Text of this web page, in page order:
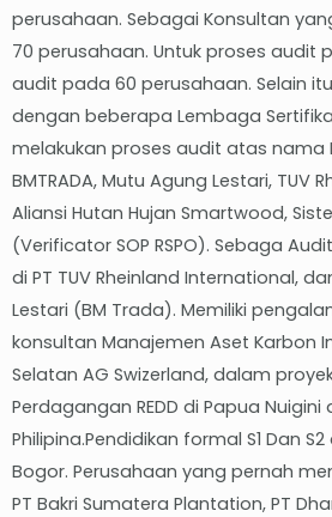
perusahaan. Sebagai Konsultan
70 perusahaan. Untuk proses audit
audit pada 60 perusahaan. Selain
dengan beberapa Lembaga
melakukan proses audit atas nama
BMTRADA, Mutu Agung Lestari, TUV
Aliansi Hutan Hujan Smartwood,
(Verificator SOP RSPO). Sebaga
di PT TUV Rheinland International,
Lestari (BM Trada). Memiliki
konsultan Manajemen Aset Karbon
Selatan AG Swizerland, dalam
Perdagangan REDD di Papua Nuigini
Philipina.Pendidikan formal S1 Dan
Bogor. Perusahaan yang pernah
PT Bakri Sumatera Plantation, PT